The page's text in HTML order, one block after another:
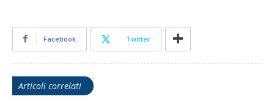
Facebook Twitter
Articoli correlati